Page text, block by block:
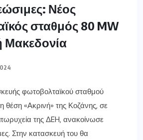
Νέος
σταθμός 80 MW
Μακεδονία
φωτοβολταϊκού σταθμού
θέση «Ακρινή» της Κοζάνης, σε
της ΔEH, ανακοίνωσε
Στην κατασκευή του θα